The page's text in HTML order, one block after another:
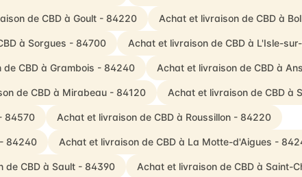
de CBD à Goult - 84220 Achat et livraison de CBD à
à Sorgues - 84700 Achat et livraison de CBD à L'Isle-
de CBD à Grambois - 84240 Achat et livraison de CBD à
de CBD à Mirabeau - 84120 Achat et livraison de CBD à
84570 Achat et livraison de CBD à Roussillon - 84220
84240 Achat et livraison de CBD à La Motte-d'Aigues -
de CBD à Sault - 84390 Achat et livraison de CBD à Saint-